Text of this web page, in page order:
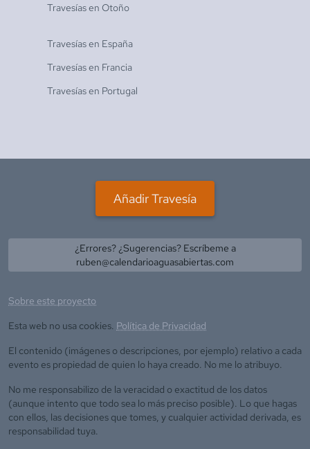
Travesías en Otoño
Travesías en España
Travesías en Francia
Travesías en Portugal
Añadir Travesía
¿Errores? ¿Sugerencias? Escríbeme a
ruben@calendarioaguasabiertas.com
Sobre este proyecto
Esta web no usa cookies. Política de Privacidad
El contenido (imágenes o descripciones, por ejemplo) relativo a cada
evento es propiedad de quien lo haya creado. No me lo atribuyo.
No me responsabilizo de la veracidad o exactitud de los datos
(aunque intento que todo sea lo más preciso posible). Lo que hagas
con ellos, las decisiones que tomes, y cualquier actividad derivada, es
responsabilidad tuya.